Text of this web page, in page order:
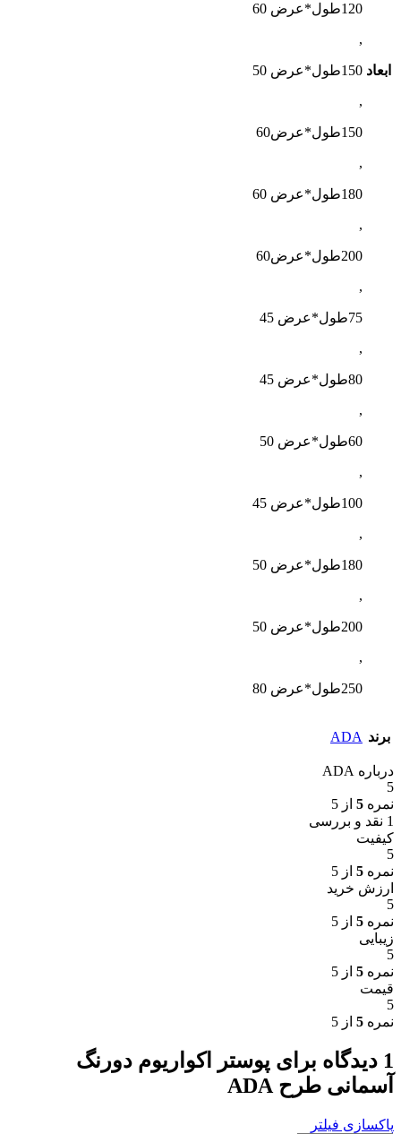
ابعاد
120طول*عرض 60
,
150طول*عرض 50
,
150طول*عرض60
,
180طول*عرض 60
,
200طول*عرض60
,
75طول*عرض 45
,
80طول*عرض 45
,
60طول*عرض 50
,
100طول*عرض 45
,
180طول*عرض 50
,
200طول*عرض 50
,
250طول*عرض 80
برند ADA
درباره ADA
5
نمره 5 از 5
1 نقد و بررسی
کیفیت
5
نمره 5 از 5
ارزش خرید
5
نمره 5 از 5
زیبایی
5
نمره 5 از 5
قیمت
5
نمره 5 از 5
1 دیدگاه برای
پوستر اکواریوم دورنگ
آسمانی طرح ADA
پاکسازی فیلتر